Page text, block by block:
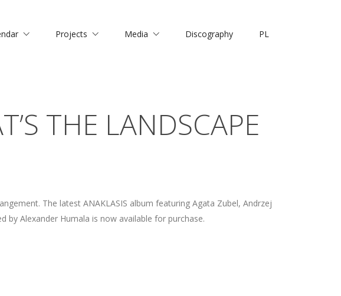
Projects Media Discography PL
THE LANDSCAPE
The latest ANAKLASIS album featuring Agata Zubel, Andrzej
by Alexander Humala is now available for purchase.